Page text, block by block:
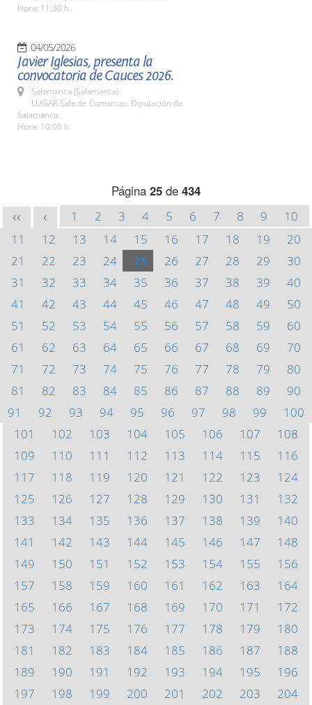
Hora: 11:30 h.
04/05/2026
Javier Iglesias, presenta la
convocatoria de Cauces 2026.
Salamanca (Salamanca)
LUGAR Sala de Comarcas. Diputación de
Salamanca.
Hora: 10:00 h
Página 25 de 434
<< < 1 2 3 4 5 6 7 8 9
10
11
12 13 14 15 16 17 18 19
20
21
22 23 24 25 26 27 28 29
30
31
32 33 34 35 36 37 38 39
40
41
42 43 44 45 46 47 48 49
50
51
52 53 54 55 56 57 58 59
60
61
62 63 64 65 66 67 68 69
70
71
72 73 74 75 76 77 78 79
80
81
82 83 84 85 86 87 88 89
90
91
92 93 94 95 96 97 98 99
100
101
102 103 104 105 106 107
108
109
110 111 112 113 114 115
116
117
118 119 120 121 122 123
124
125
126 127 128 129 130 131
132
133
134 135 136 137 138 139
140
141
142 143 144 145 146 147
148
149
150 151 152 153 154 155
156
157
158 159 160 161 162 163
164
165
166 167 168 169 170 171
172
173
174 175 176 177 178 179
180
181
182 183 184 185 186 187
188
189
190 191 192 193 194 195
196
197
198 199 200 201 202 203 204